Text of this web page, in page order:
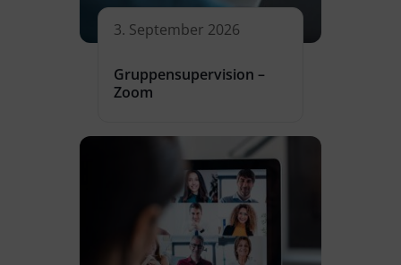
3. September 2026
Gruppensupervision –
Zoom